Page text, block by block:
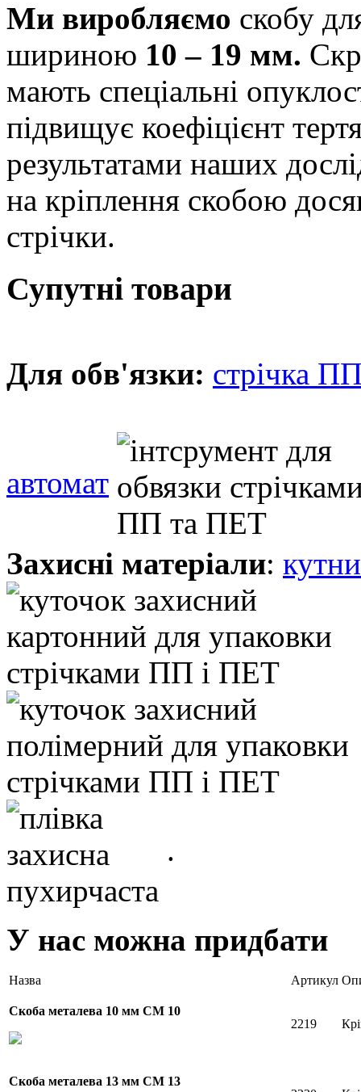
Ми виробляємо скобу
шириною 10 – 19 мм.
мають спеціальні
підвищує коефіцієнт
результатами наших
на кріплення скобою
стрічки.
Супутні товари
Для обв'язки: стрічка
автомат
Захисні матеріали:
.
У нас можна придбати
Назва Артикул
Скоба металева 10 мм СМ 10
2219
Скоба металева 13 мм СМ 13